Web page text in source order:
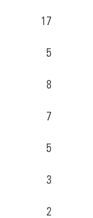
17
5
8
7
5
3
2